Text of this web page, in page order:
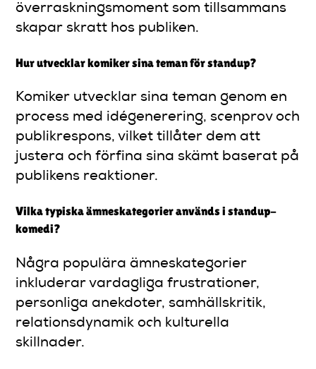
överraskningsmoment som tillsammans
skapar skratt hos publiken.
Hur utvecklar komiker sina teman för standup?
Komiker utvecklar sina teman genom en
process med idégenerering, scenprov och
publikrespons, vilket tillåter dem att
justera och förfina sina skämt baserat på
publikens reaktioner.
Vilka typiska ämneskategorier används i standup-
komedi?
Några populära ämneskategorier
inkluderar vardagliga frustrationer,
personliga anekdoter, samhällskritik,
relationsdynamik och kulturella
skillnader.